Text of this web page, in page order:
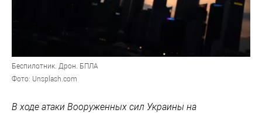
Беспилотник. Дрон. БПЛА
Фото: Unsplash.com
В ходе атаки Вооруженных сил Украины на